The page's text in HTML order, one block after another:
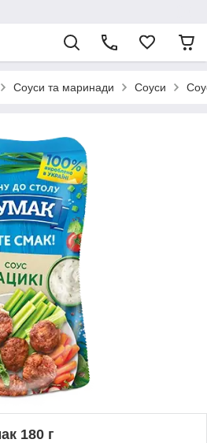
Соуси та маринади Соуси
180 г